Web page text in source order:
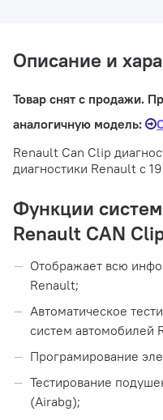
Описание и
Товар снят с продажи.
аналогичную модель:
Renault Can Clip
диагностики Renault с
Функции
Renault CAN
Отображает всю
Renault;
Автоматическое
систем автомобилей
Програмирование
Тестирование
(Airabg);